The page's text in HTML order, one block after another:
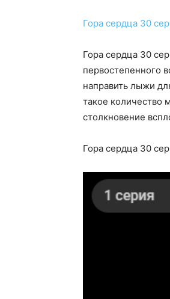
Гора сердца 30
Гора сердца 30
первостепенного
направить лыжи
такое количество
столкновение
Гора сердца 30